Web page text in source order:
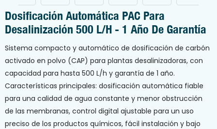
Dosificación Automática PAC Para
Desalinización 500 L/h - 1 Año De Garantía
Sistema compacto y automático de dosificación de carbón
activado en polvo (CAP) para plantas desalinizadoras, con
capacidad para hasta 500 L/h y garantía de 1 año.
Características principales: dosificación automática fiable
para una calidad de agua constante y menor obstrucción
de las membranas, control digital ajustable para un uso
preciso de los productos químicos, fácil instalación y bajo